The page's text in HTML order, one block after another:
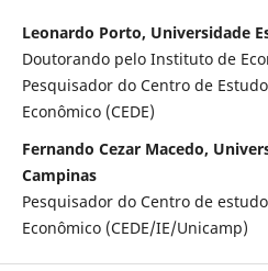
Leonardo Porto, Universidade
Doutorando pelo Instituto de
Pesquisador do Centro de
Econômico (CEDE)
Fernando Cezar Macedo,
Campinas
Pesquisador do Centro de
Econômico (CEDE/IE/Unicamp)